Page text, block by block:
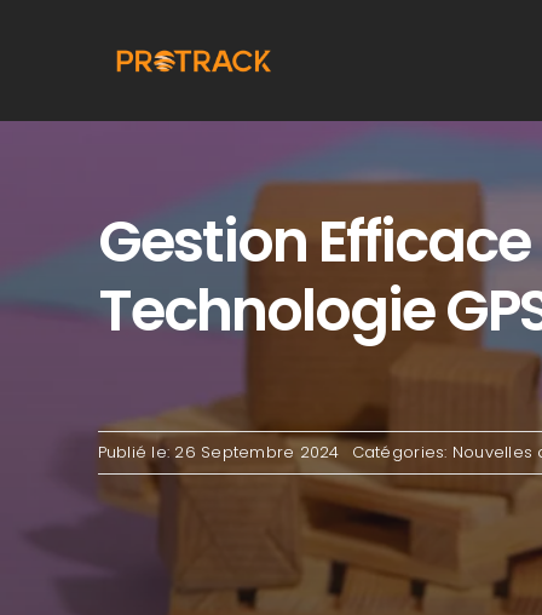
Gestion
Technologie
Publié le: 26 Septembre 2024 Catégories: Nouvelles